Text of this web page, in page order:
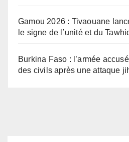
Gamou 2026 : Tivaouane
le signe de l’unité et du
Burkina Faso : l’armée
des civils après une attaque